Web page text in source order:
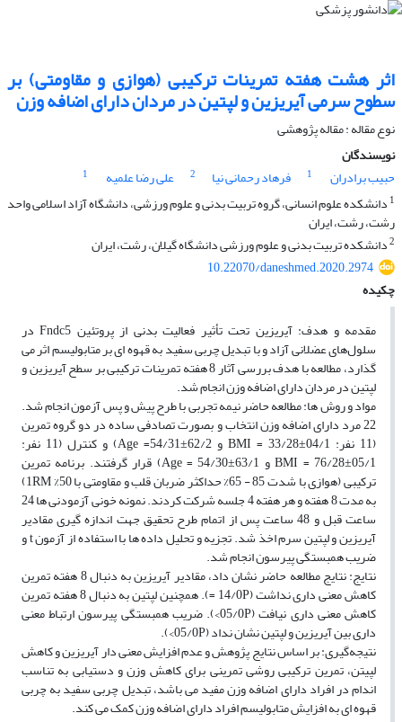
اثر هشت هفته تمرینات ترکیبی (هوازی و مقاومتی) بر
سطوح سرمی آیریزین و لپتین در مردان دارای اضافه وزن
نوع مقاله : مقاله پژوهشی
نویسندگان
حبیب برادران
1 فرهاد رحمانی نیا 2 علی رضا علمیه
1
1 دانشکده علوم انسانی، گروه تربیت بدنی و علوم ورزشی، دانشگاه آزاد اسلامی واحد
رشت، رشت، ایران
2دانشکده تربیت بدنی و علوم ورزشی دانشگاه گیلان، رشت، ایران
10.22070/daneshmed.2020.2974
چکیده
مقدمه و هدف: آیریزین تحت تأثیر فعالیت بدنی از پروتئین Fndc5 در
سلول‌های عضلانی آزاد و با تبدیل چربی سفید به قهوه ای بر متابولیسم اثر می
گذارد، مطالعه با هدف بررسی آثار 8 هفته تمرینات ترکیبی بر سطح آیریزین و
لپتین در مردان دارای اضافه وزن انجام شد.
مواد و روش ها: مطالعه حاضر نیمه تجربی با طرح پیش و پس آزمون انجام شد.
22 مرد دارای اضافه وزن انتخاب و بصورت تصادفی ساده در دو گروه تمرین
(11 نفر: 04/1±33/28 = BMI و 62/2±54/31= Age) و کنترل (11 نفر:
05/1±76/28 = BMI و 63/1±54/30 = Age) قرار گرفتند. برنامه تمرین
ترکیبی (هوازی با شدت 85 - 65% حداکثر ضربان قلب و مقاومتی با 50% 1RM)
به مدت 8 هفته و هر هفته 4 جلسه شرکت کردند. نمونه خونی آزمودنی ها 24
ساعت قبل و 48 ساعت پس از اتمام طرح تحقیق جهت اندازه گیری مقادیر
آیریزین و لپتین سرم اخذ شد. تجزیه و تحلیل داده ها با استفاده از آزمون t و
ضریب همبستگی پیرسون انجام شد.
نتایج: نتایج مطالعه حاضر نشان داد، مقادیر آیریزین به دنبال 8 هفته تمرین
کاهش معنی داری نداشت (14/0P =). همچنین لپتین به دنبال 8 هفته تمرین
کاهش معنی داری نیافت (05/0P>). ضریب همبستگی پیرسون ارتباط معنی
داری بین آیریزین و لپتین نشان نداد (05/0P>).
نتیجه‌گیری: بر اساس نتایج پژوهش و عدم افزایش معنی دار آیریزین و کاهش
لپیتن، تمرین ترکیبی روشی تمرینی برای کاهش وزن و دستیابی به تناسب
اندام در افراد دارای اضافه وزن مفید می باشد، تبدیل چربی سفید به چربی
قهوه ای به افزایش متابولیسم افراد دارای اضافه وزن کمک می کند.